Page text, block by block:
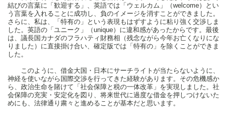
結びの言葉に「歓迎する」、英語では「ウェルカム」（welcome）とい
う言葉を入れることに成功し、負のイメージを消すことができました。
さらに、私は、「特有の」という表現もはずすように粘り強く交渉しま
した。英語の「ユニーク」（unique）に違和感があったからです。最後
は、議長国カナダのフラハティ財務相（残念ながら今年お亡くなりにな
りました）に直接掛け合い、確定版では「特有の」を除くことができま
した。
このように、借金大国・日本にサーチライトが当たらないように、
神経を使いながら国際交渉を行ってきた経験があります。その危機感か
ら、政治生命を賭けて「社会保障と税の一体改革」を実現しました。社
会保障の充実・安定化を図り、将来世代に過度な借金を押しつけないた
めにも、法律通り粛々と進めることが基本だと思います。